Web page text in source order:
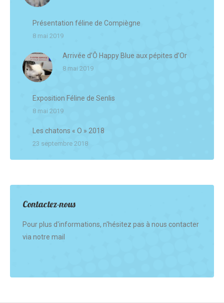
Présentation féline de Compiègne
8 mai 2019
Arrivée d’Ô Happy Blue aux pépites d’Or
8 mai 2019
Exposition Féline de Senlis
8 mai 2019
Les chatons « O » 2018
23 septembre 2018
Contactez-nous
Pour plus d'informations, n'hésitez pas à nous contacter
via notre mail